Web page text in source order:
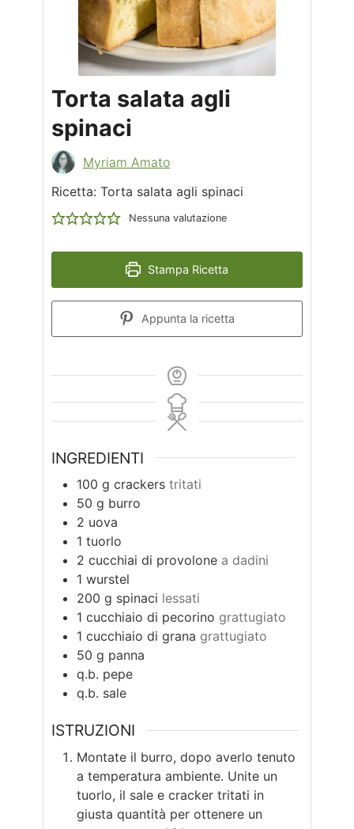
Torta salata agli
spinaci
Myriam Amato
Ricetta: Torta salata agli spinaci
Nessuna valutazione
Stampa Ricetta
Appunta la ricetta
INGREDIENTI
100 g crackers tritati
50 g burro
2 uova
1 tuorlo
2 cucchiai di provolone a dadini
1 wurstel
200 g spinaci lessati
1 cucchiaio di pecorino grattugiato
1 cucchiaio di grana grattugiato
50 g panna
q.b. pepe
q.b. sale
ISTRUZIONI
Montate il burro, dopo averlo tenuto
a temperatura ambiente. Unite un
tuorlo, il sale e cracker tritati in
giusta quantità per ottenere un